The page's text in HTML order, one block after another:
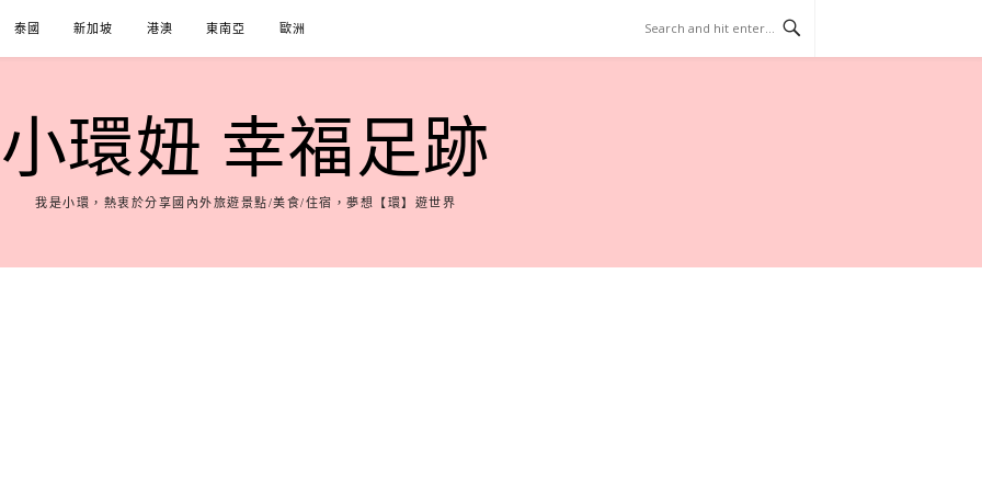
泰國 新加坡 港澳 東南亞 歐洲
小環妞 幸福足跡
我是小環，熱衷於分享國內外旅遊景點/美食/住宿，夢想【環】遊世界